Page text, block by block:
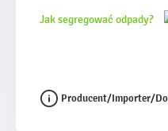
Jak segregować odpady?
Producent/Importer/